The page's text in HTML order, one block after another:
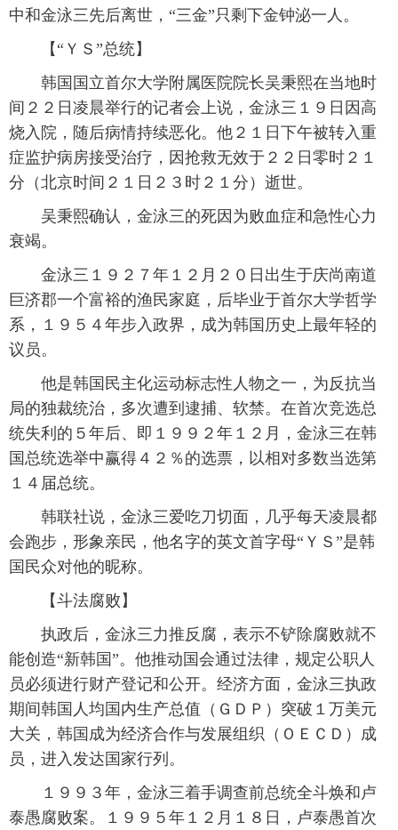
中和金泳三先后离世，“三金”只剩下金钟泌一人。
【“ＹＳ”总统】
韩国国立首尔大学附属医院院长吴秉熙在当地时
间２２日凌晨举行的记者会上说，金泳三１９日因高
烧入院，随后病情持续恶化。他２１日下午被转入重
症监护病房接受治疗，因抢救无效于２２日零时２１
分（北京时间２１日２３时２１分）逝世。
吴秉熙确认，金泳三的死因为败血症和急性心力
衰竭。
金泳三１９２７年１２月２０日出生于庆尚南道
巨济郡一个富裕的渔民家庭，后毕业于首尔大学哲学
系，１９５４年步入政界，成为韩国历史上最年轻的
议员。
他是韩国民主化运动标志性人物之一，为反抗当
局的独裁统治，多次遭到逮捕、软禁。在首次竞选总
统失利的５年后、即１９９２年１２月，金泳三在韩
国总统选举中赢得４２％的选票，以相对多数当选第
１４届总统。
韩联社说，金泳三爱吃刀切面，几乎每天凌晨都
会跑步，形象亲民，他名字的英文首字母“ＹＳ”是韩
国民众对他的昵称。
【斗法腐败】
执政后，金泳三力推反腐，表示不铲除腐败就不
能创造“新韩国”。他推动国会通过法律，规定公职人
员必须进行财产登记和公开。经济方面，金泳三执政
期间韩国人均国内生产总值（ＧＤＰ）突破１万美元
大关，韩国成为经济合作与发展组织（ＯＥＣＤ）成
员，进入发达国家行列。
１９９３年，金泳三着手调查前总统全斗焕和卢
泰愚腐败案。１９９５年１２月１８日，卢泰愚首次